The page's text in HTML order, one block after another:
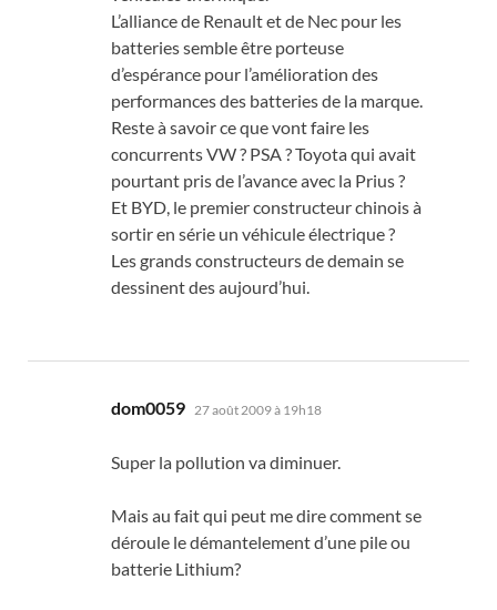
L’alliance de Renault et de Nec pour les
batteries semble être porteuse
d’espérance pour l’amélioration des
performances des batteries de la marque.
Reste à savoir ce que vont faire les
concurrents VW ? PSA ? Toyota qui avait
pourtant pris de l’avance avec la Prius ?
Et BYD, le premier constructeur chinois à
sortir en série un véhicule électrique ?
Les grands constructeurs de demain se
dessinent des aujourd’hui.
dom0059 dit :
27 août 2009 à 19h18
Super la pollution va diminuer.
Mais au fait qui peut me dire comment se
déroule le démantelement d’une pile ou
batterie Lithium?